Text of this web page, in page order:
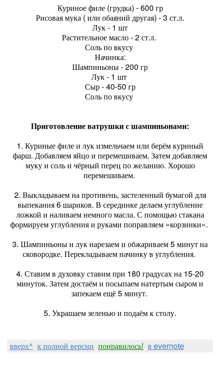
Куриное филе (грудка) - 600 гр
Рисовая мука ( или обаяний другая) - 3 ст.л.
Лук - 1 шт
Растительное масло - 2 ст.л.
Соль по вкусу
Начинка:
Шампиньоны - 200 гр
Лук - 1 шт
Сыр - 40-50 гр
Соль по вкусу
Приготовление ватрушки с шампиньонами:
1. Куриные филе и лук измельчаем или берём куриный
фарш. Добавляем яйцо и перемешиваем. Затем добавляем
муку и соль и чёрный перец по желанию. Хорошо
перемешиваем.
2. Выкладываем на противень, застеленный бумагой для
выпекания 6 шариков. В серединке делаем углубление
ложкой и наливаем немного масла. С помощью стакана
формируем углубления и руками поправляем «корзинки».
3. Шампиньоны и лук нарезаем и обжариваем 5 минут на
сковородке. Перекладываем начинку в углубления.
4. Ставим в духовку ставим при 180 градусах на 15-20
минуток. Затем достаём и посыпаем натертым сыром и
запекаем ещё 5 минут.
5. Украшаем зеленью и подаём к столу.
вверх^ к полной версии понравилось! в evernote